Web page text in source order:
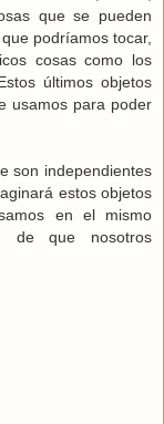
que se pueden
podríamos tocar,
cosas como los
últimos objetos
usamos para poder
son independientes
estos objetos
en el mismo
de que nosotros